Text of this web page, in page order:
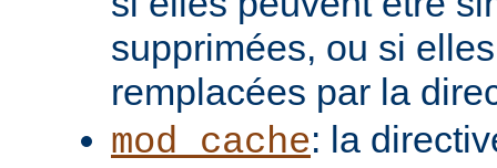
supprimées, ou si
remplacées par la
mod_cache: la